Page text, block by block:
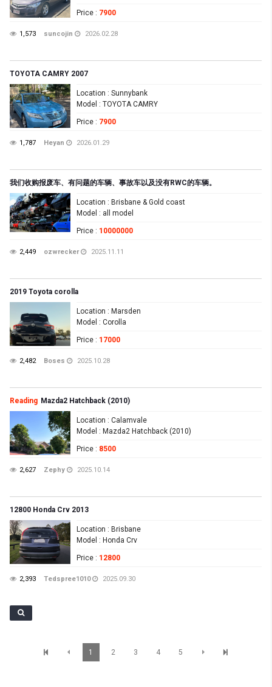
Price : 7900
1,573 suncojin 2026.02.28
TOYOTA CAMRY 2007
Location : Sunnybank
Model : TOYOTA CAMRY
Price : 7900
1,787 Heyan 2026.01.29
我们收购报废车、有问题的车辆、事故车以及没有RWC的车辆。
Location : Brisbane & Gold coast
Model : all model
Price : 10000000
2,449 ozwrecker 2025.11.11
2019 Toyota corolla
Location : Marsden
Model : Corolla
Price : 17000
2,482 Boses 2025.10.28
Reading Mazda2 Hatchback (2010)
Location : Calamvale
Model : Mazda2 Hatchback (2010)
Price : 8500
2,627 Zephy 2025.10.14
12800 Honda Crv 2013
Location : Brisbane
Model : Honda Crv
Price : 12800
2,393 Tedspree1010 2025.09.30
1 2 3 4 5